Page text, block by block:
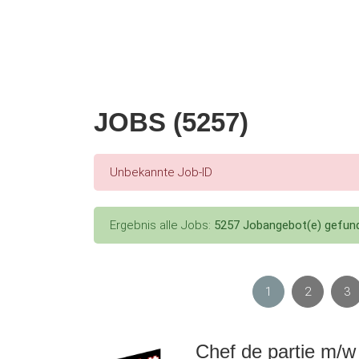
JOBS (5257)
Error message
Unbekannte Job-ID
Status message
Ergebnis alle Jobs: 5257 Jobangebot(e)
1 2 3
Chef de partie m/w